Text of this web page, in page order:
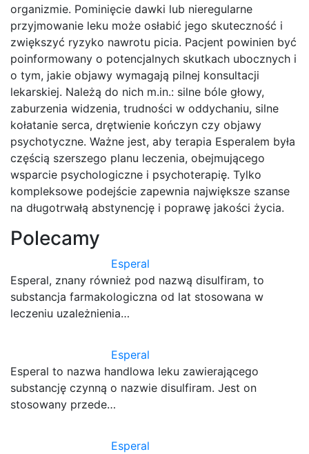
organizmie. Pominięcie dawki lub nieregularne
przyjmowanie leku może osłabić jego skuteczność i
zwiększyć ryzyko nawrotu picia. Pacjent powinien być
poinformowany o potencjalnych skutkach ubocznych i
o tym, jakie objawy wymagają pilnej konsultacji
lekarskiej. Należą do nich m.in.: silne bóle głowy,
zaburzenia widzenia, trudności w oddychaniu, silne
kołatanie serca, drętwienie kończyn czy objawy
psychotyczne. Ważne jest, aby terapia Esperalem była
częścią szerszego planu leczenia, obejmującego
wsparcie psychologiczne i psychoterapię. Tylko
kompleksowe podejście zapewnia największe szanse
na długotrwałą abstynencję i poprawę jakości życia.
Polecamy
Esperal
Esperal, znany również pod nazwą disulfiram, to
substancja farmakologiczna od lat stosowana w
leczeniu uzależnienia…
Esperal
Esperal to nazwa handlowa leku zawierającego
substancję czynną o nazwie disulfiram. Jest on
stosowany przede…
Esperal